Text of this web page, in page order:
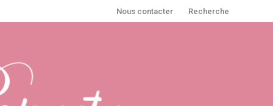
Nous contacter Recherche